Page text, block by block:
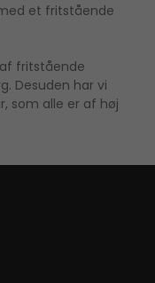
et fritstående
fritstående
Desuden har vi
som alle er af høj